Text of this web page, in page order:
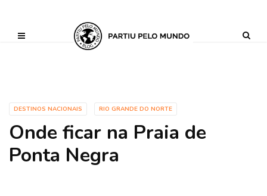
('AI_CONTENT_MARKER_NO_GET_SIDEBAR', true);
DESTINOS NACIONAIS RIO GRANDE DO NORTE
Onde ficar na Praia de
Ponta Negra